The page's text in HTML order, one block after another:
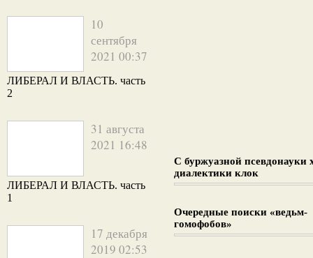
10
сентября
2021 00:37
ЛИБЕРАЛ И ВЛАСТЬ. часть
2
31 августа
2021 16:48
ЛИБЕРАЛ И ВЛАСТЬ. часть
1
17 декабря
2019 02:53
С буржуазной псевдонауки
диалектики клок
Очередные поиски «ведьм-
гомофобов»